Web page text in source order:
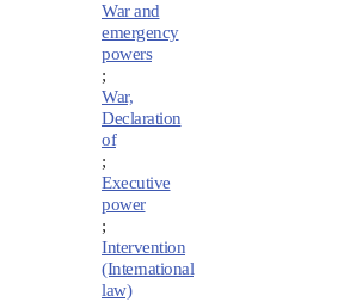
War and
emergency
powers
;
War,
Declaration
of
;
Executive
power
;
Intervention
(International
law)